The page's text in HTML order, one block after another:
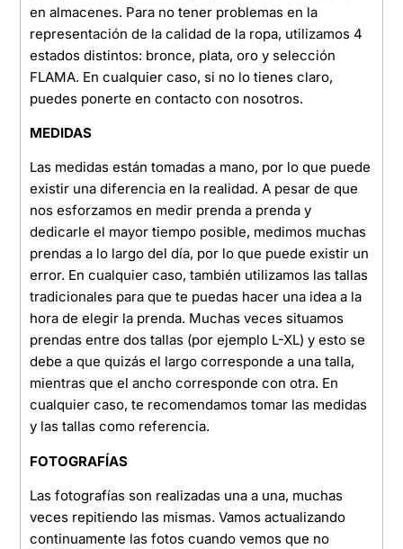
en almacenes. Para no tener problemas en la
representación de la calidad de la ropa, utilizamos 4
estados distintos: bronce, plata, oro y selección
FLAMA. En cualquier caso, si no lo tienes claro,
puedes ponerte en contacto con nosotros.
MEDIDAS
Las medidas están tomadas a mano, por lo que puede
existir una diferencia en la realidad. A pesar de que
nos esforzamos en medir prenda a prenda y
dedicarle el mayor tiempo posible, medimos muchas
prendas a lo largo del día, por lo que puede existir un
error. En cualquier caso, también utilizamos las tallas
tradicionales para que te puedas hacer una idea a la
hora de elegir la prenda. Muchas veces situamos
prendas entre dos tallas (por ejemplo L-XL) y esto se
debe a que quizás el largo corresponde a una talla,
mientras que el ancho corresponde con otra. En
cualquier caso, te recomendamos tomar las medidas
y las tallas como referencia.
FOTOGRAFÍAS
Las fotografías son realizadas una a una, muchas
veces repitiendo las mismas. Vamos actualizando
continuamente las fotos cuando vemos que no